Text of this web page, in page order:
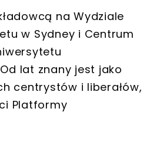
na Wydziale
w Sydney i Centrum
lat znany jest jako
centrystów i liberałów,
Platformy